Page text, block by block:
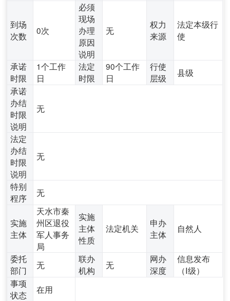
到场
次数
0次
必须
现场
办理
原因
说明
无
权力
来源
法定本级行
使
承诺
时限
1个工作
日
法定
时限
90个工作
日
行使
层级
县级
承诺
办结
时限
说明
无
法定
办结
时限
说明
无
特别
程序
无
实施
主体
天水市秦
州区退役
军人事务
局
实施
主体
性质
法定机关
申办
主体
自然人
委托
部门
无
联办
机构
无
网办
深度
信息发布
（Ⅰ级）
事项
状态
在用